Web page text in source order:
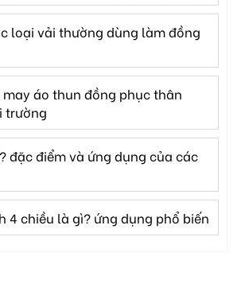
trường
4 chiều là gì? ứng dụng phổ biến